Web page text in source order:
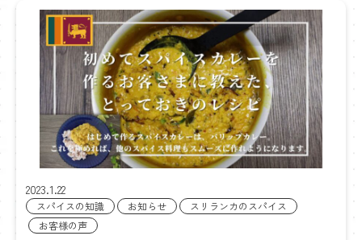
2023.1.22
スパイスの知識 お知らせ
スリランカのスパイス
お客様の声